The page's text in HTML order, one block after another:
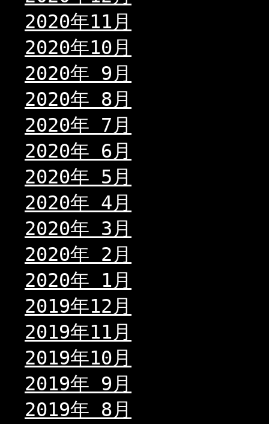
2020年11月
2020年10月
2020年 9月
2020年 8月
2020年 7月
2020年 6月
2020年 5月
2020年 4月
2020年 3月
2020年 2月
2020年 1月
2019年12月
2019年11月
2019年10月
2019年 9月
2019年 8月